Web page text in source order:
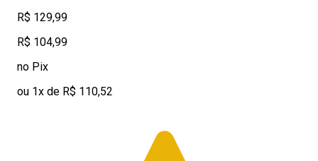
R$ 129,99
R$ 104,99
no Pix
ou 1x de R$ 110,52